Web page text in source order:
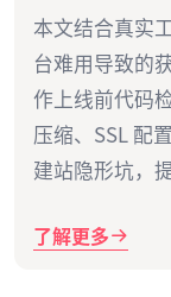
本文结合真实
台难用导致的
作上线前代码
压缩、SSL 配
建站隐形坑，
了解更多